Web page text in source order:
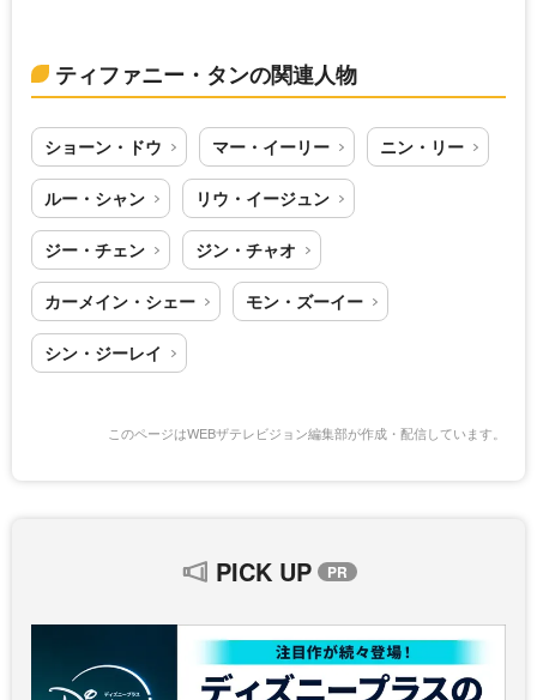
ティファニー・タンの関連人物
ショーン・ドウ マー・イーリー ニン・リー
ルー・シャン リウ・イージュン
ジー・チェン ジン・チャオ
カーメイン・シェー モン・ズーイー
シン・ジーレイ
このページはWEBザテレビジョン編集部が作成・配信しています。
PICK UP